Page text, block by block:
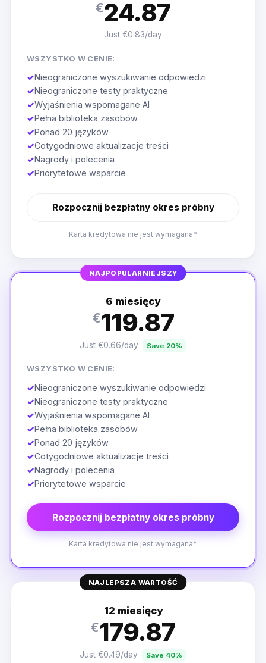
€24.87
Just €0.83/day
WSZYSTKO W CENIE:
✓Nieograniczone wyszukiwanie odpowiedzi
✓Nieograniczone testy praktyczne
✓Wyjaśnienia wspomagane AI
✓Pełna biblioteka zasobów
✓Ponad 20 języków
✓Cotygodniowe aktualizacje treści
✓Nagrody i polecenia
✓Priorytetowe wsparcie
Rozpocznij bezpłatny okres próbny
Karta kredytowa nie jest wymagana*
NAJPOPULARNIEJSZY
6 miesięcy
€119.87
Just €0.66/day Save 20%
WSZYSTKO W CENIE:
✓Nieograniczone wyszukiwanie odpowiedzi
✓Nieograniczone testy praktyczne
✓Wyjaśnienia wspomagane AI
✓Pełna biblioteka zasobów
✓Ponad 20 języków
✓Cotygodniowe aktualizacje treści
✓Nagrody i polecenia
✓Priorytetowe wsparcie
Rozpocznij bezpłatny okres próbny
Karta kredytowa nie jest wymagana*
NAJLEPSZA WARTOŚĆ
12 miesięcy
€179.87
Just €0.49/day Save 40%